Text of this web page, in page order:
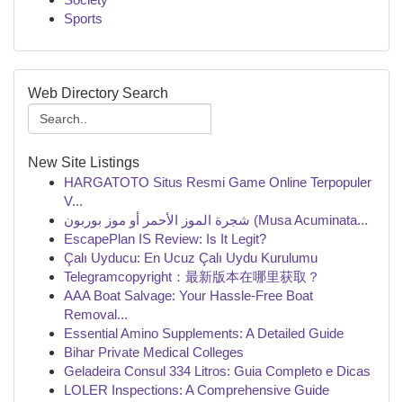
Sports
Web Directory Search
New Site Listings
HARGATOTO Situs Resmi Game Online Terpopuler
V...
شجرة الموز الأحمر أو موز بوربون (Musa Acuminata...
EscapePlan IS Review: Is It Legit?
Çalı Uyducu: En Ucuz Çalı Uydu Kurulumu
Telegramcopyright：最新版本在哪里获取？
AAA Boat Salvage: Your Hassle-Free Boat
Removal...
Essential Amino Supplements: A Detailed Guide
Bihar Private Medical Colleges
Geladeira Consul 334 Litros: Guia Completo e Dicas
LOLER Inspections: A Comprehensive Guide